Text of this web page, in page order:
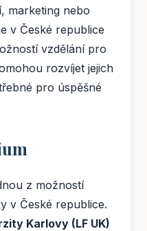
marketing nebo
v České republice
vzdělání pro
rozvíjet jejich
pro úspěšné
z možností
v České republice.
Karlovy (LF UK)